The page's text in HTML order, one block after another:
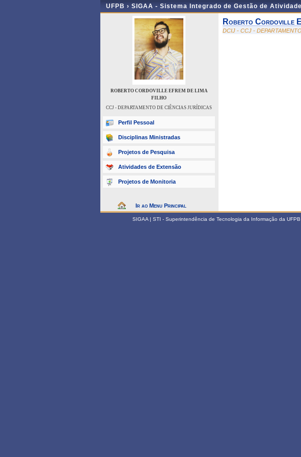
UFPB › SIGAA - Sistema Integrado de Gestão de
ROBERTO CORDOVILLE EFREM DE LIMA
FILHO
CCJ - DEPARTAMENTO DE CIÊNCIAS JURÍDICAS
Perfil Pessoal
Disciplinas Ministradas
Projetos de Pesquisa
Atividades de Extensão
Projetos de Monitoria
Ir ao Menu Principal
Roberto Cordoville
DCIJ - CCJ -
SIGAA | STI - Superintendência de Tecnologia da Informação da